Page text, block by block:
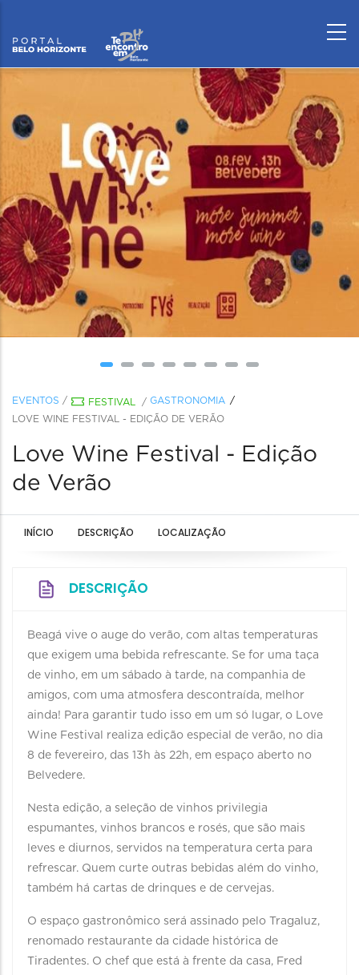
EVENTOS / FESTIVAL / GASTRONOMIA
LOVE WINE FESTIVAL - EDIÇÃO DE VERÃO
Love Wine Festival - Edição
de Verão
INÍCIO DESCRIÇÃO LOCALIZAÇÃO
DESCRIÇÃO
Beagá vive o auge do verão, com altas temperaturas
que exigem uma bebida refrescante. Se for uma taça
de vinho, em um sábado à tarde, na companhia de
amigos, com uma atmosfera descontraída, melhor
ainda! Para garantir tudo isso em um só lugar, o Love
Wine Festival realiza edição especial de verão, no dia
8 de fevereiro, das 13h às 22h, em espaço aberto no
Belvedere.
Nesta edição, a seleção de vinhos privilegia
espumantes, vinhos brancos e rosés, que são mais
leves e diurnos, servidos na temperatura certa para
refrescar. Quem curte outras bebidas além do vinho,
também há cartas de drinques e de cervejas.
O espaço gastronômico será assinado pelo Tragaluz,
renomado restaurante da cidade histórica de
Tiradentes. O chef que está à frente da casa, Fred